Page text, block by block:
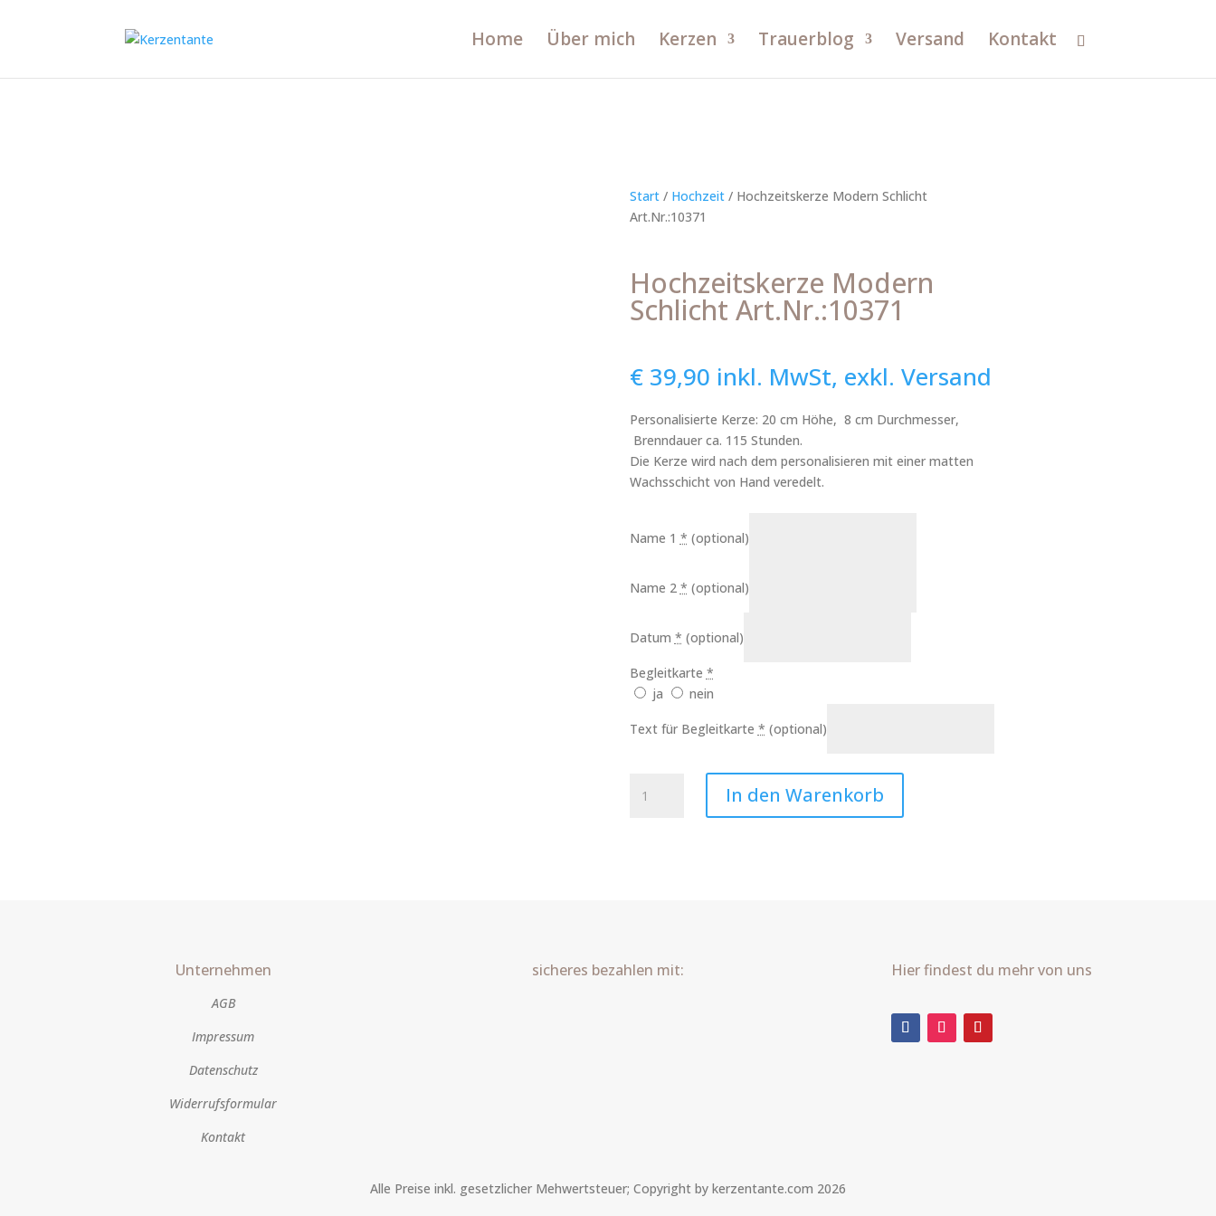
Home Über mich Kerzen Trauerblog Versand Kontakt
Start/ Hochzeit/ Hochzeitskerze Modern Schlicht
Art.Nr.:10371
Hochzeitskerze Modern
Schlicht Art.Nr.:10371
€39,90 inkl. MwSt, exkl. Versand
Personalisierte Kerze: 20 cm Höhe, 8 cm Durchmesser,
Brenndauer ca. 115 Stunden.
Die Kerze wird nach dem personalisieren mit einer matten
Wachsschicht von Hand veredelt.
Name 1 * (optional)
Name 2 * (optional)
Datum * (optional)
Begleitkarte *
ja
nein
Text für Begleitkarte * (optional)
Modern
In den Warenkorb
Unternehmen
AGB
Impressum
Datenschutz
Widerrufsformular
Kontakt
sicheres bezahlen mit: Hier findest du mehr von uns
Alle Preise inkl. gesetzlicher Mehwertsteuer; Copyright by kerzentante.com 2026